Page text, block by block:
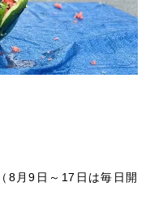
月9日～17日は毎日開